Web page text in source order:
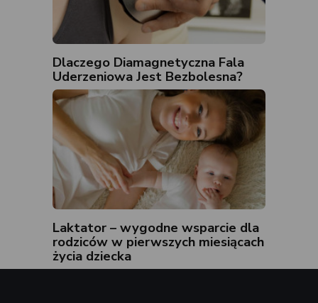
Dlaczego Diamagnetyczna Fala
Uderzeniowa Jest Bezbolesna?
Laktator – wygodne wsparcie dla
rodziców w pierwszych miesiącach
życia dziecka